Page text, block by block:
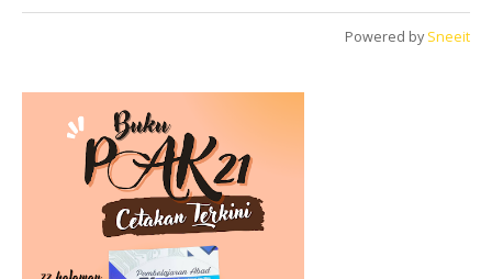
Powered by Sneeit